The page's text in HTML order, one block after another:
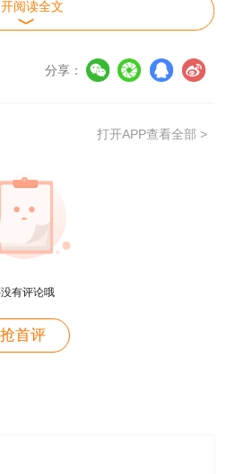
员不再受理。
及地点
吉首市人民北路北门街3
将专技科盖章的报名表交州
首市北门街2号老州财政局
提供的相关材料详见湖南省
阅读全文
分享：
打开APP查看全部 >
有评论哦
抢首评
教学。教学从各种角度综合